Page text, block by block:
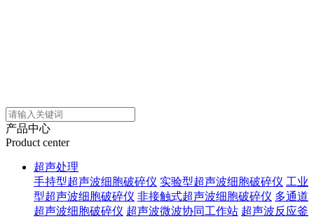
产品中心
Product center
超声处理
手持型超声波细胞破碎仪 实验型超声波细胞破碎仪 工业
型超声波细胞破碎仪 非接触式超声波细胞破碎仪 多通道
超声波细胞破碎仪 超声波微波协同工作站 超声波反应釜